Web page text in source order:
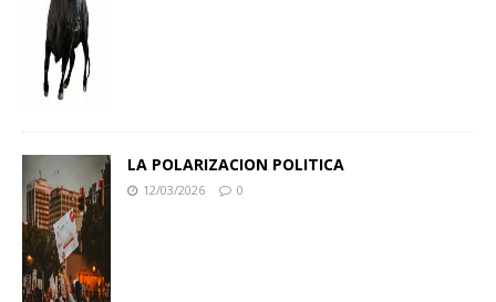
LA POLARIZACION POLITICA
12/03/2026 0